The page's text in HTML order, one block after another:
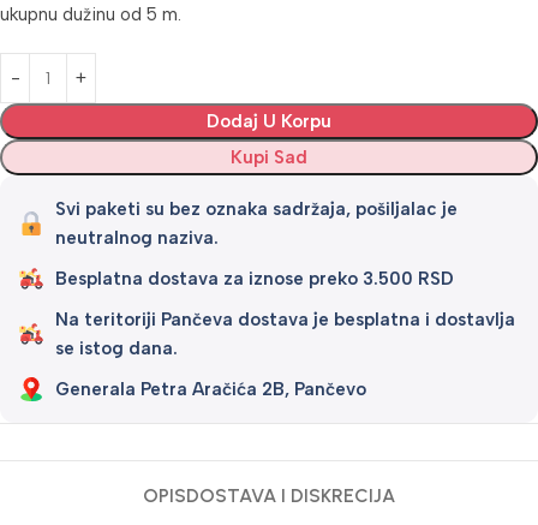
ukupnu dužinu od 5 m.
Dodaj U Korpu
Kupi Sad
Alternative:
Svi paketi su bez oznaka sadržaja, pošiljalac je
neutralnog naziva.
Besplatna dostava za iznose preko 3.500 RSD
Na teritoriji Pančeva dostava je besplatna i dostavlja
se istog dana.
Generala Petra Aračića 2B, Pančevo
OPISDOSTAVA I DISKRECIJA